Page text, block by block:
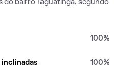
bairro Taguatinga, segundo
100%
inclinadas 100%